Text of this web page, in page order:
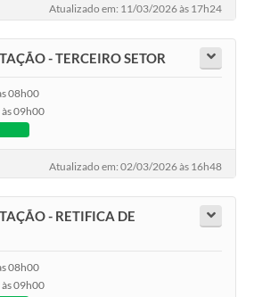
Atualizado em: 11/03/2026 às 17h24
- TERCEIRO SETOR
08h00
09h00
Atualizado em: 02/03/2026 às 16h48
- RETIFICA DE
08h00
09h00